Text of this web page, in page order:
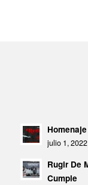
julio 1,
Rugir De
Cumple